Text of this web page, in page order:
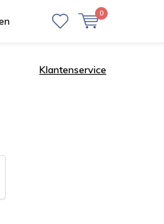
0
Klantenservice